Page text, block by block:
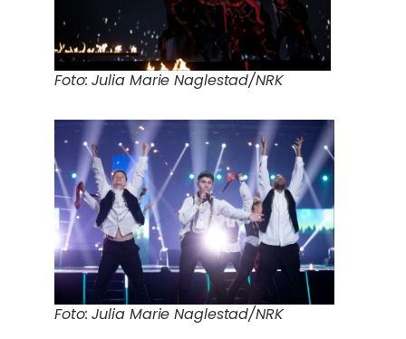
Foto: Julia Marie Naglestad/NRK
Foto: Julia Marie Naglestad/NRK